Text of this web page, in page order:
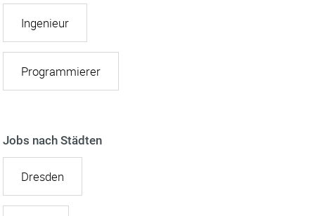
Ingenieur
Programmierer
Jobs nach Städten
Dresden